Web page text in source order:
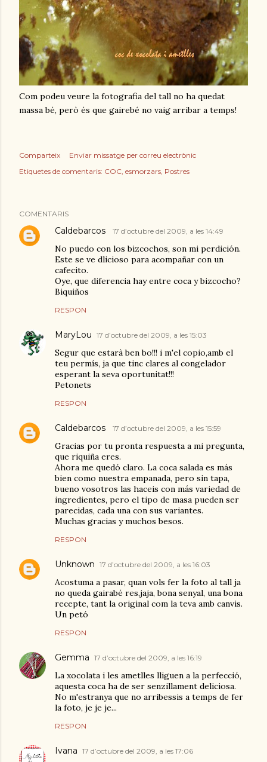
Com podeu veure la fotografia del tall no ha quedat
massa bé, però és que gairebé no vaig arribar a temps!
Comparteix
Enviar missatge per correu electrònic
Etiquetes de comentaris: COC esmorzars Postres
COMENTARIS
Caldebarcos 17 d’octubre del 2009, a les 14:49
No puedo con los bizcochos, son mi perdición.
Este se ve dlicioso para acompañar con un
cafecito.
Oye, que diferencia hay entre coca y bizcocho?
Biquiños
RESPON
MaryLou 17 d’octubre del 2009, a les 15:03
Segur que estarà ben bo!!! i m'el copio,amb el
teu permís, ja que tinc clares al congelador
esperant la seva oportunitat!!!
Petonets
RESPON
Caldebarcos 17 d’octubre del 2009, a les 15:59
Gracias por tu pronta respuesta a mi pregunta,
que riquiña eres.
Ahora me quedó claro. La coca salada es más
bien como nuestra empanada, pero sin tapa,
bueno vosotros las haceis con más variedad de
ingredientes, pero el tipo de masa pueden ser
parecidas, cada una con sus variantes.
Muchas gracias y muchos besos.
RESPON
Unknown 17 d’octubre del 2009, a les 16:03
Acostuma a pasar, quan vols fer la foto al tall ja
no queda gairabé res,jaja, bona senyal, una bona
recepte, tant la original com la teva amb canvis.
Un petó
RESPON
Gemma 17 d’octubre del 2009, a les 16:19
La xocolata i les ametlles lliguen a la perfecció,
aquesta coca ha de ser senzillament deliciosa.
No m'estranya que no arribessis a temps de fer
la foto, je je je...
RESPON
Ivana 17 d’octubre del 2009, a les 17:06